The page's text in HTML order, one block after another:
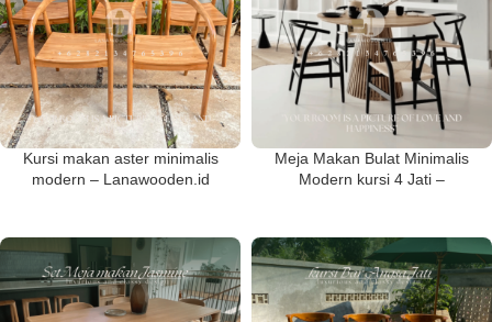
Kursi makan aster minimalis
modern – Lanawooden.id
Meja Makan Bulat Minimalis
Modern kursi 4 Jati –